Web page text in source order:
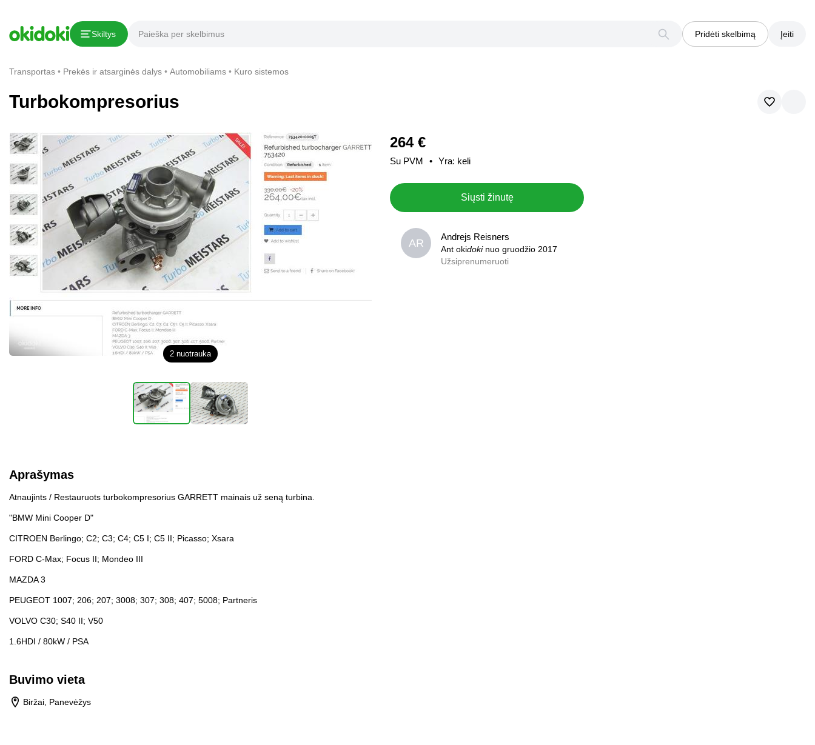
Skiltys Pridėti skelbimą Įeiti
Transportas Prekės ir atsarginės dalys Automobiliams Kuro sistemos
Turbokompresorius
2 nuotrauka
264 €
Su PVM Yra: keli
Siųsti žinutę
AR
Andrejs Reisners
Ant okidokinuo gruodžio 2017
Užsiprenumeruoti
AR
Andrejs Reisners
Ant okidokinuo gruodžio 2017
0,0
Aprašymas
Atnaujints / Restauruots turbokompresorius GARRETT mainais už seną turbina.
"BMW Mini Cooper D"
CITROEN Berlingo; C2; C3; C4; C5 I; C5 II; Picasso; Xsara
FORD C-Max; Focus II; Mondeo III
MAZDA 3
PEUGEOT 1007; 206; 207; 3008; 307; 308; 407; 5008; Partneris
VOLVO C30; S40 II; V50
1.6HDI / 80kW / PSA
Buvimo vieta
Biržai, Panevėžys
Kopijuoti nuorodą